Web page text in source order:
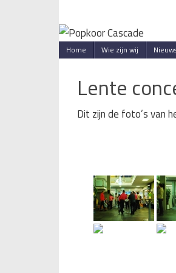
Skip
to
Home Wie zijn wij
Lente
Dit zijn de foto’s van